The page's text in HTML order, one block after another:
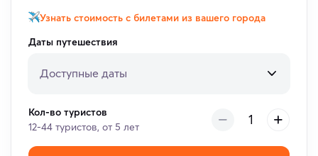
Узнать стоимость с билетами из вашего города
Даты путешествия
Доступные даты
Кол-во туристов
12-44 туристов, от 5 лет